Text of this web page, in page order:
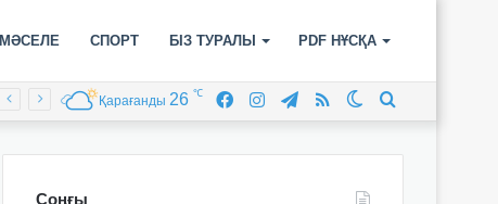
МӘСЕЛЕ СПОРТ БІЗ ТУРАЛЫ PDF НҰСҚА
Switch
RSS
Telegram
Instagram
Facebook
Қарағанды 26 ℃
Соңғы